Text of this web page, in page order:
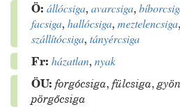
Ö: állócsiga,avarcsiga,
facsiga,hallócsiga,meztelencsiga,
szállítócsiga,tányércsiga
Fr: házatlan,nyak
ÖU: forgócsiga,fülcsiga,
pörgőcsiga